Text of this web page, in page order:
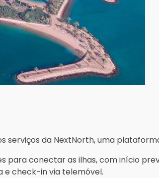
serviços da NextNorth, uma
para conectar as ilhas, com início
e check-in via telemóvel.